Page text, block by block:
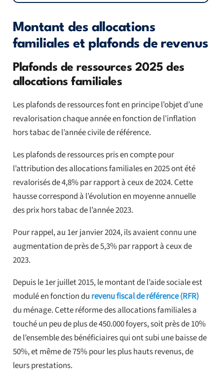
Montant des allocations
familiales et plafonds de revenus
Plafonds de ressources 2025 des
allocations familiales
Les plafonds de ressources font en principe l’objet d’une
revalorisation chaque année en fonction de l’inflation
hors tabac de l’année civile de référence.
Les plafonds de ressources pris en compte pour
l’attribution des allocations familiales en 2025 ont été
revalorisés de 4,8% par rapport à ceux de 2024. Cette
hausse correspond à l’évolution en moyenne annuelle
des prix hors tabac de l’année 2023.
Pour rappel, au 1er janvier 2024, ils avaient connu une
augmentation de près de 5,3% par rapport à ceux de
2023.
Depuis le 1er juillet 2015, le montant de l’aide sociale est
modulé en fonction du revenu fiscal de référence (RFR)
du ménage. Cette réforme des allocations familiales a
touché un peu de plus de 450.000 foyers, soit près de 10%
de l’ensemble des bénéficiaires qui ont subi une baisse de
50%, et même de 75% pour les plus hauts revenus, de
leurs prestations.